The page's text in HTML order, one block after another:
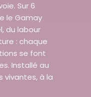
Sur 6
le Gamay
du labour
: chaque
se font
Installé au
vivantes, à la